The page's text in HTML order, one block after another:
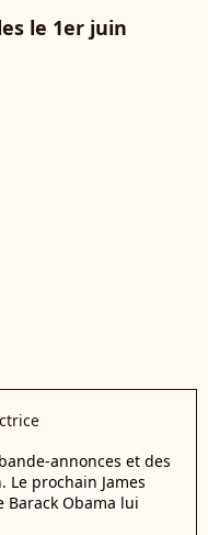
le 1er juin
annonces et des
prochain James
Barack Obama lui